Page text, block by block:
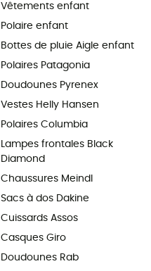
Vêtements enfant
Polaire enfant
Bottes de pluie Aigle enfant
Polaires Patagonia
Doudounes Pyrenex
Vestes Helly Hansen
Polaires Columbia
Lampes frontales Black
Diamond
Chaussures Meindl
Sacs à dos Dakine
Cuissards Assos
Casques Giro
Doudounes Rab